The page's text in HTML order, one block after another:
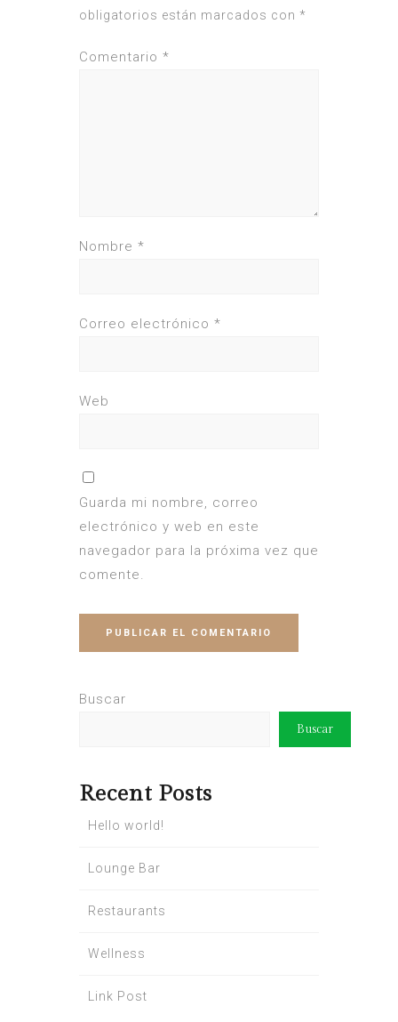
obligatorios están marcados con *
Comentario *
Nombre *
Correo electrónico *
Web
Guarda mi nombre, correo
electrónico y web en este
navegador para la próxima vez que
comente.
Buscar
Buscar
Recent Posts
Hello world!
Lounge Bar
Restaurants
Wellness
Link Post